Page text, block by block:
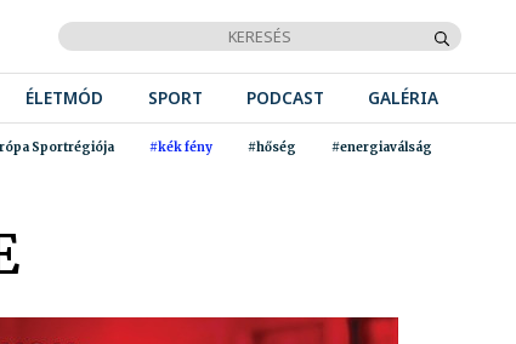
ÉLETMÓD SPORT PODCAST GALÉRIA
Sportrégiója #kék fény #hőség #energiaválság